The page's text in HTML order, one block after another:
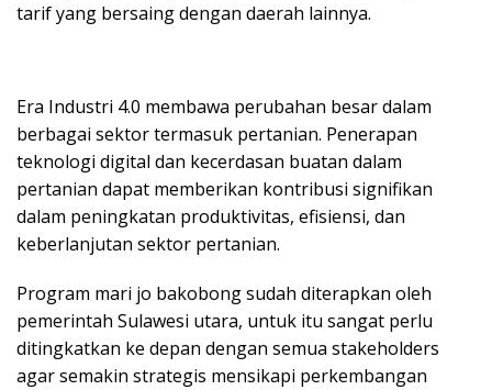
tarif yang bersaing dengan daerah lainnya.
Era Industri 4.0 membawa perubahan besar dalam
berbagai sektor termasuk pertanian. Penerapan
teknologi digital dan kecerdasan buatan dalam
pertanian dapat memberikan kontribusi signifikan
dalam peningkatan produktivitas, efisiensi, dan
keberlanjutan sektor pertanian.
Program mari jo bakobong sudah diterapkan oleh
pemerintah Sulawesi utara, untuk itu sangat perlu
ditingkatkan ke depan dengan semua stakeholders
agar semakin strategis mensikapi perkembangan